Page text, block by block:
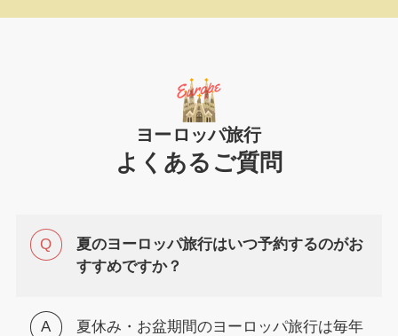
ヨーロッパ旅行
よくあるご質問
夏のヨーロッパ旅行はいつ予約するのがお
すすめですか？
夏休み・お盆期間のヨーロッパ旅行は毎年